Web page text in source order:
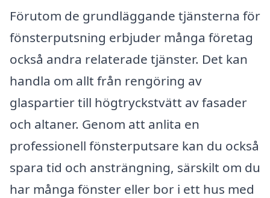
Förutom de grundläggande tjänsterna för
fönsterputsning erbjuder många företag
också andra relaterade tjänster. Det kan
handla om allt från rengöring av
glaspartier till högtryckstvätt av fasader
och altaner. Genom att anlita en
professionell fönsterputsare kan du också
spara tid och ansträngning, särskilt om du
har många fönster eller bor i ett hus med